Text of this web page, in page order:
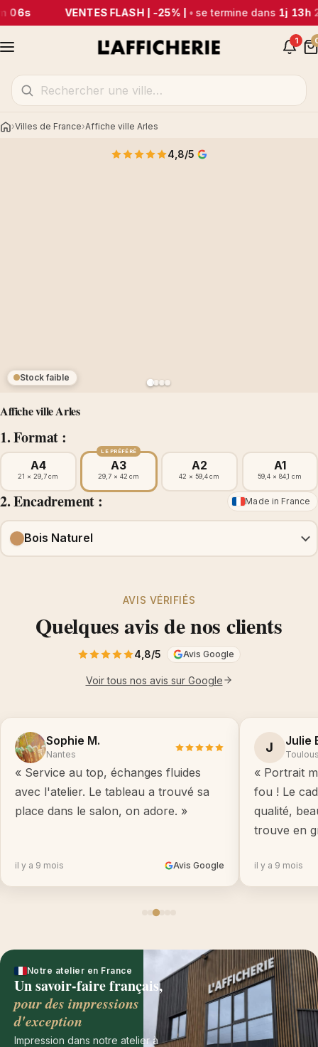
06s VENTES FLASH | -25% | •se termine dans1j 13h
1
AccueilVilles de France Affiche ville Arles
Affiche ville Arles
1. Format :
Stock faible
4,8/5
A4
21 × 29,7 cm
LE PRÉFÉRÉ
A3
29,7 × 42 cm
A2
42 × 59,4 cm
A1
59,4 × 84,1 cm
2. Encadrement : Made in France
Bois Naturel
AVIS VÉRIFIÉS
Quelques avis de nos clients
4,8/5 Avis Google
Voir tous nos avis sur Google
Sophie M.
Nantes
« Service au top, échanges fluides
avec l'atelier. Le tableau a trouvé sa
place dans le salon, on adore. »
il y a 9 mois Avis Google
J Julie
« Portrait
fou ! Le
qualité,
trouve en
il y a 9 mois
Notre atelier en France
Un savoir-faire français,
pour des impressions
d'exception
Impression dans notre atelier à